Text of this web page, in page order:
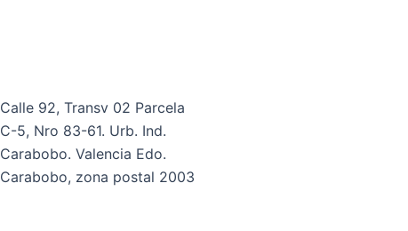
Calle 92, Transv 02 Parcela
C-5, Nro 83-61. Urb. Ind.
Carabobo. Valencia Edo.
Carabobo, zona postal 2003